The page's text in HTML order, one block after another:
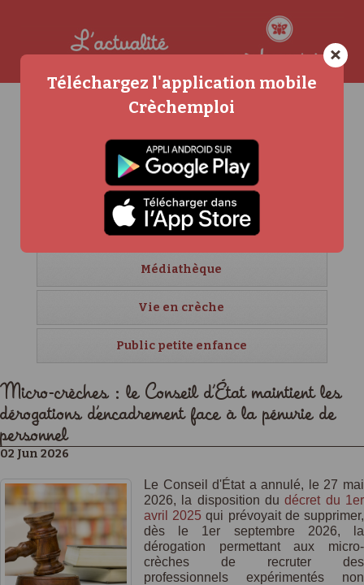
Agenda
Carrière et formation
Crèches étrangères
Créer sa crèche
Médiathèque
Vie en crèche
Public petite enfance
Micro-crèches : le Conseil d’État maintient les
dérogations d’encadrement face à la pénurie de
personnel
02 Jun 2026
Le Conseil d'État a annulé, le 27 mai
2026, la disposition dudécret du 1er
avril 2025 qui prévoyait de supprimer,
dès le 1er septembre 2026, la
dérogation permettant aux micro-
crèches de recruter des
professionnels expérimentés non
×
Téléchargez l'application mobile
Crèchemploi